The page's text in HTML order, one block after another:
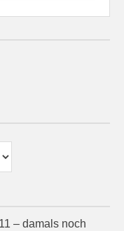
– damals noch